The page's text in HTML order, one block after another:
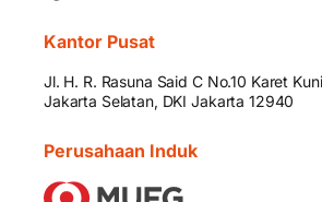
Kantor Pusat
Jl. H. R. Rasuna Said C No.10 Karet
Jakarta Selatan, DKI Jakarta 12940
Perusahaan Induk